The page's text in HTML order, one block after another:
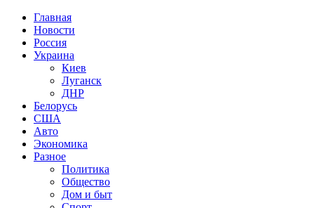
Главная
Новости
Россия
Украина
Киев
Луганск
ДНР
Белорусь
США
Авто
Экономика
Разное
Политика
Общество
Дом и быт